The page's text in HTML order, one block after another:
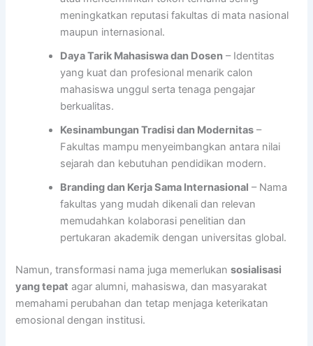
meningkatkan reputasi fakultas di mata nasional
maupun internasional.
Daya Tarik Mahasiswa dan Dosen – Identitas
yang kuat dan profesional menarik calon
mahasiswa unggul serta tenaga pengajar
berkualitas.
Kesinambungan Tradisi dan Modernitas –
Fakultas mampu menyeimbangkan antara nilai
sejarah dan kebutuhan pendidikan modern.
Branding dan Kerja Sama Internasional – Nama
fakultas yang mudah dikenali dan relevan
memudahkan kolaborasi penelitian dan
pertukaran akademik dengan universitas global.
Namun, transformasi nama juga memerlukansosialisasi
yang tepat agar alumni, mahasiswa, dan masyarakat
memahami perubahan dan tetap menjaga keterikatan
emosional dengan institusi.